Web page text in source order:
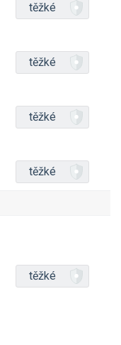
těžké
těžké
těžké
těžké
těžké